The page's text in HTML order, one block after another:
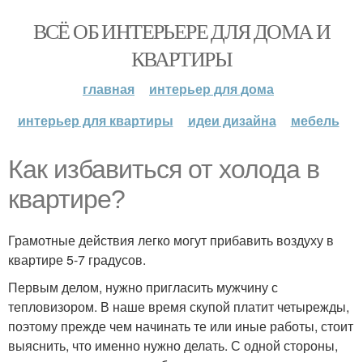
ВСЁ ОБ ИНТЕРЬЕРЕ ДЛЯ ДОМА И
КВАРТИРЫ
главная
интерьер для дома
интерьер для квартиры
идеи дизайна мебель
Как избавиться от холода в
квартире?
Грамотные действия легко могут прибавить воздуху в
квартире 5-7 градусов.
Первым делом, нужно пригласить мужчину с
тепловизором. В наше время скупой платит четырежды,
поэтому прежде чем начинать те или иные работы, стоит
выяснить, что именно нужно делать. С одной стороны,